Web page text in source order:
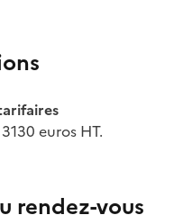
euros HT.
rendez-vous